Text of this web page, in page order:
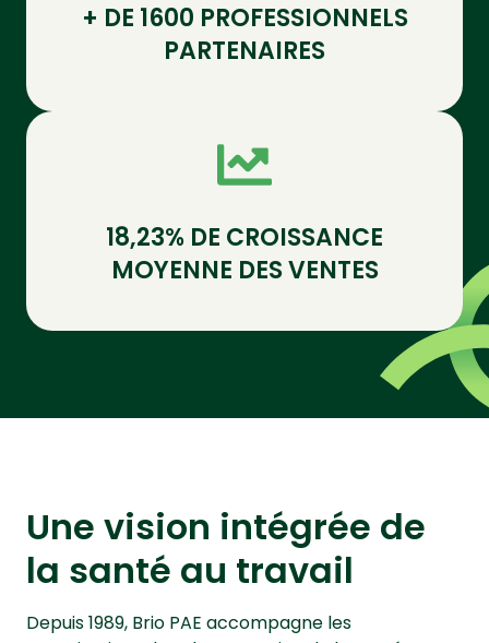
+ DE 1600 PROFESSIONNELS
PARTENAIRES
18,23% DE CROISSANCE
MOYENNE DES VENTES
Une vision intégrée de
la santé au travail
Depuis 1989, Brio PAE accompagne les